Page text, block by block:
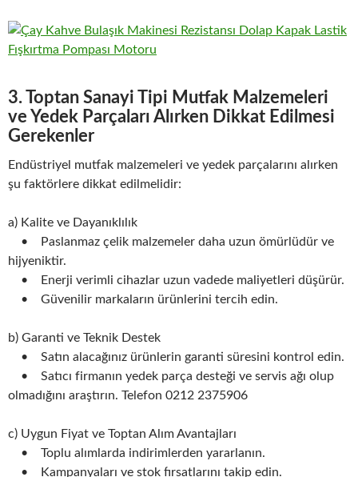
3. Toptan Sanayi Tipi Mutfak Malzemeleri
ve Yedek Parçaları Alırken Dikkat Edilmesi
Gerekenler
Endüstriyel mutfak malzemeleri ve yedek parçalarını alırken
şu faktörlere dikkat edilmelidir:
a) Kalite ve Dayanıklılık
• Paslanmaz çelik malzemeler daha uzun ömürlüdür ve
hijyeniktir.
• Enerji verimli cihazlar uzun vadede maliyetleri düşürür.
• Güvenilir markaların ürünlerini tercih edin.
b) Garanti ve Teknik Destek
• Satın alacağınız ürünlerin garanti süresini kontrol edin.
• Satıcı firmanın yedek parça desteği ve servis ağı olup
olmadığını araştırın. Telefon 0212 2375906
c) Uygun Fiyat ve Toptan Alım Avantajları
• Toplu alımlarda indirimlerden yararlanın.
• Kampanyaları ve stok fırsatlarını takip edin.